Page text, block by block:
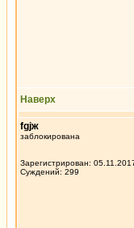
Наверх
fgjж
заблокирована
Зарегистрирован:
Суждений: 299